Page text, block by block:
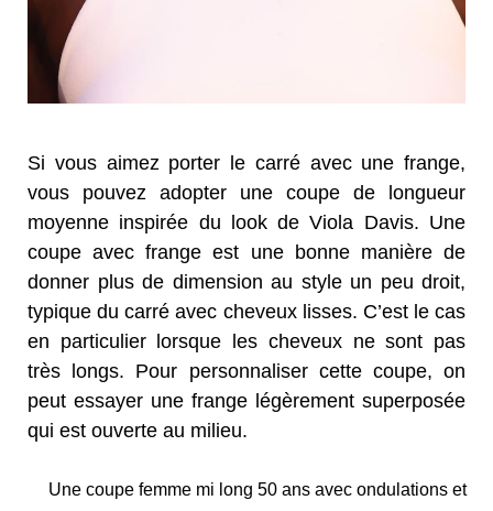
Si vous aimez porter le carré avec une frange,
vous pouvez adopter une coupe de longueur
moyenne inspirée du look de Viola Davis. Une
coupe avec frange est une bonne manière de
donner plus de dimension au style un peu droit,
typique du carré avec cheveux lisses. C’est le cas
en particulier lorsque les cheveux ne sont pas
très longs. Pour personnaliser cette coupe, on
peut essayer une frange légèrement superposée
qui est ouverte au milieu.
Une coupe femme mi long 50 ans avec ondulations et